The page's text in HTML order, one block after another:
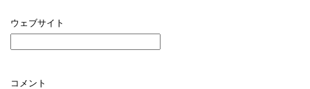
ウェブサイト
コメント